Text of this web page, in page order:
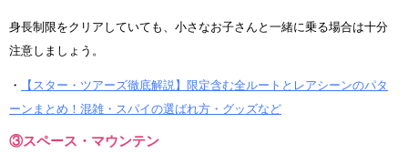
身長制限をクリアしていても、小さなお子さんと一緒に乗る場合は十分
注意しましょう。
・
【スター・ツアーズ徹底解説】限定含む全ルートとレアシーンのパタ
ーンまとめ！混雑・スパイの選ばれ方・グッズなど
③スペース・マウンテン